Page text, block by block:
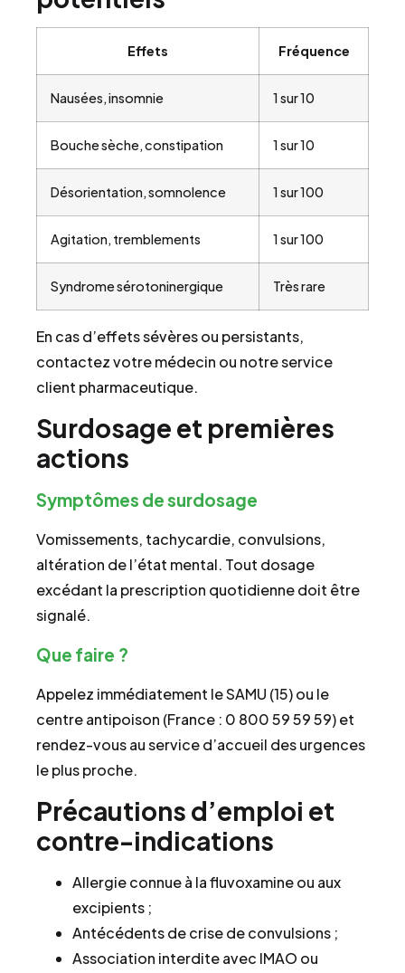
Effets Fréquence
Nausées, insomnie 1 sur 10
Bouche sèche, constipation 1 sur 10
Désorientation, somnolence 1 sur 100
Agitation, tremblements 1 sur 100
Syndrome sérotoninergique Très rare
En cas d’effets sévères ou persistants,
contactez votre médecin ou notre service
client pharmaceutique.
Surdosage et premières
actions
Symptômes de surdosage
Vomissements, tachycardie, convulsions,
altération de l’état mental. Tout dosage
excédant la prescription quotidienne doit être
signalé.
Que faire ?
Appelez immédiatement le SAMU (15) ou le
centre antipoison (France : 0 800 59 59 59) et
rendez-vous au service d’accueil des urgences
le plus proche.
Précautions d’emploi et
contre-indications
Allergie connue à la fluvoxamine ou aux
excipients ;
Antécédents de crise de convulsions ;
Association interdite avec IMAO ou